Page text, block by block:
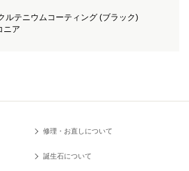
ルテニウムコーティング (ブラック)
ニア
修理・お直しについて
誕生石について